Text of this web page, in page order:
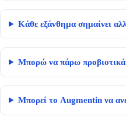
Κάθε εξάνθημα σημαίνει
Μπορώ να πάρω
Μπορεί το Augmentin να